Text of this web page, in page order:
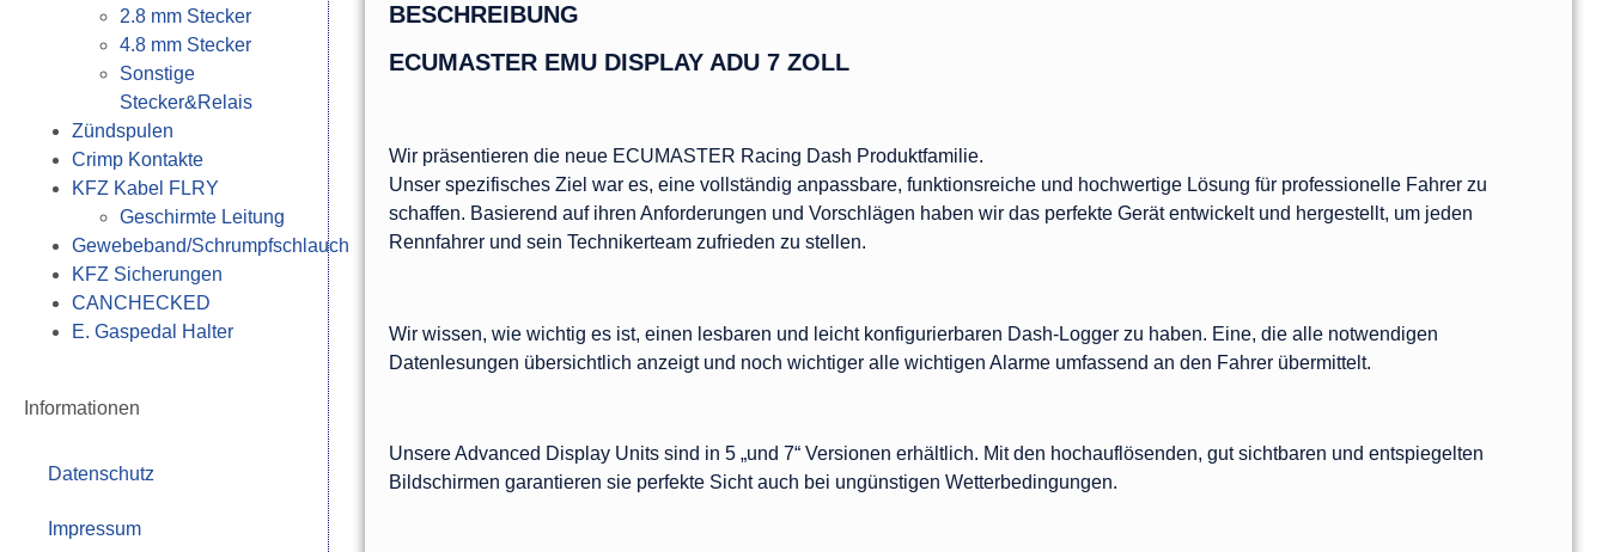
2.8 mm Stecker
4.8 mm Stecker
Sonstige
Stecker&Relais
Zündspulen
Crimp Kontakte
KFZ Kabel FLRY
Geschirmte Leitung
Gewebeband/Schrumpfschlauch
KFZ Sicherungen
CANCHECKED
E. Gaspedal Halter
Informationen
Datenschutz
Impressum
BESCHREIBUNG
ECUMASTER EMU DISPLAY ADU 7 ZOLL
Wir präsentieren die neue ECUMASTER Racing Dash Produktfamilie.
Unser spezifisches Ziel war es, eine vollständig anpassbare, funktionsreiche und hochwertige Lösung für professionelle Fahrer zu
schaffen. Basierend auf ihren Anforderungen und Vorschlägen haben wir das perfekte Gerät entwickelt und hergestellt, um jeden
Rennfahrer und sein Technikerteam zufrieden zu stellen.
Wir wissen, wie wichtig es ist, einen lesbaren und leicht konfigurierbaren Dash-Logger zu haben. Eine, die alle notwendigen
Datenlesungen übersichtlich anzeigt und noch wichtiger alle wichtigen Alarme umfassend an den Fahrer übermittelt.
Unsere Advanced Display Units sind in 5 „und 7“ Versionen erhältlich. Mit den hochauflösenden, gut sichtbaren und entspiegelten
Bildschirmen garantieren sie perfekte Sicht auch bei ungünstigen Wetterbedingungen.